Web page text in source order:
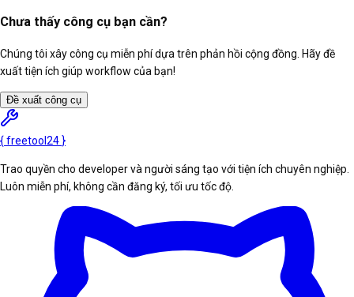
Chưa thấy công cụ bạn cần?
Chúng tôi xây công cụ miễn phí dựa trên phản hồi cộng đồng. Hãy đề
xuất tiện ích giúp workflow của bạn!
Đề xuất công cụ
{freetool 24 }
Trao quyền cho developer và người sáng tạo với tiện ích chuyên nghiệp.
Luôn miễn phí, không cần đăng ký, tối ưu tốc độ.